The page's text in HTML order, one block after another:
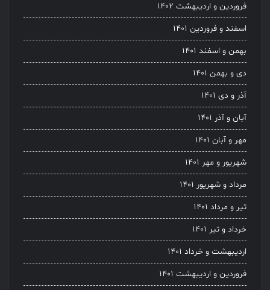
فروردین و اردیبهشت ۱۴۰۲
اسفند و فروردین ۱۴۰۱
بهمن و اسفند ۱۴۰۱
دی و بهمن ۱۴۰۱
آذر و دی ۱۴۰۱
آبان و آذر ۱۴۰۱
مهر و آبان ۱۴۰۱
شهریور و مهر ۱۴۰۱
مرداد و شهریور ۱۴۰۱
تیر و مرداد ۱۴۰۱
خرداد و تیر ۱۴۰۱
اردیبهشت و خرداد ۱۴۰۱
فروردین و اردیبهشت ۱۴۰۱